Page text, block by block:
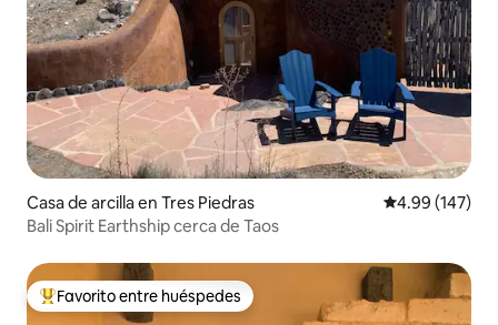
Casa de arcilla en Tres Piedras Calificación
4.99 (147)
Bali Spirit Earthship cerca de Taos
De los mejores en Favorito entre huéspedes
Favorito entre huéspedes